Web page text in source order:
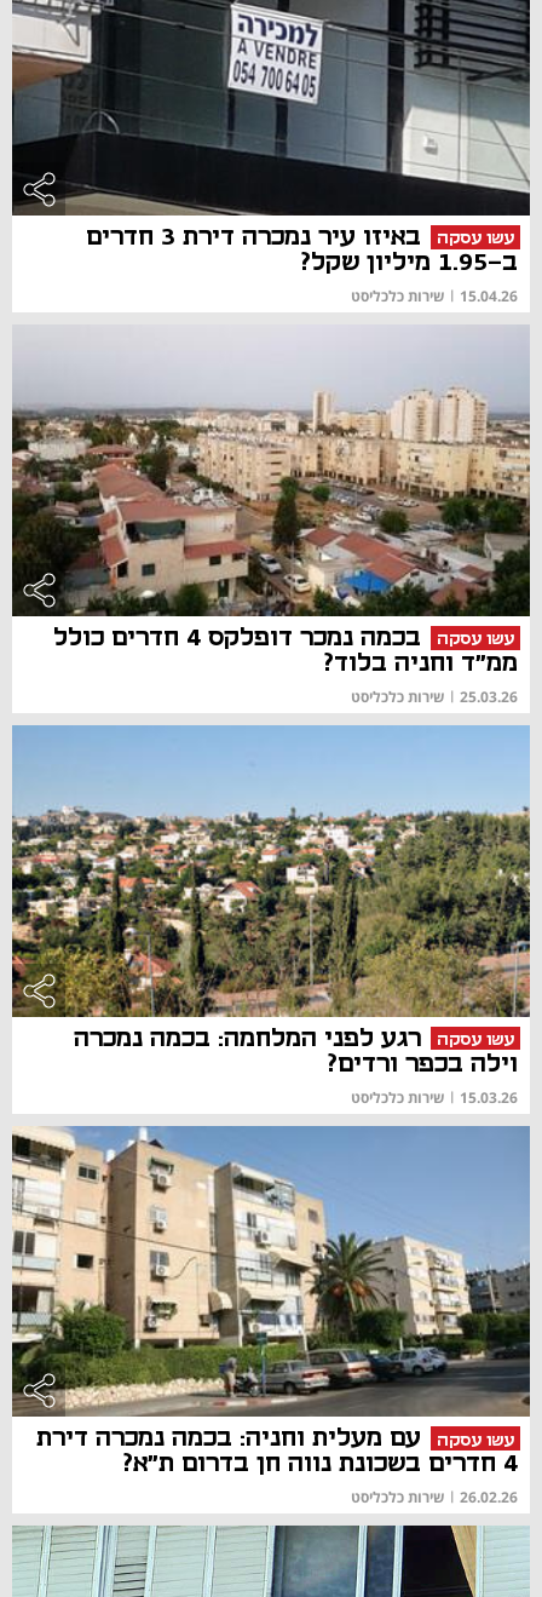
עשו עסקה
באיזו עיר נמכרה דירת 3 חדרים
ב-1.95 מיליון שקל?
15.04.26
| שירות כלכליסט
עשו עסקה
בכמה נמכר דופלקס 4 חדרים כולל
ממ"ד וחניה בלוד?
25.03.26
| שירות כלכליסט
עשו עסקה
רגע לפני המלחמה: בכמה נמכרה
וילה בכפר ורדים?
15.03.26
| שירות כלכליסט
עשו עסקה
עם מעלית וחניה: בכמה נמכרה דירת
4 חדרים בשכונת נווה חן בדרום ת"א?
26.02.26
| שירות כלכליסט